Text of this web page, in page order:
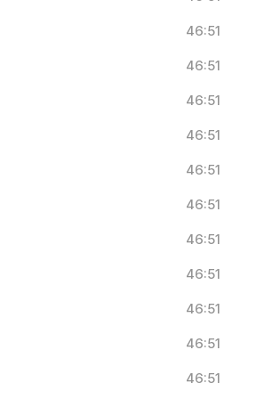
46:51
46:51
46:51
46:51
46:51
46:51
46:51
46:51
46:51
46:51
46:51